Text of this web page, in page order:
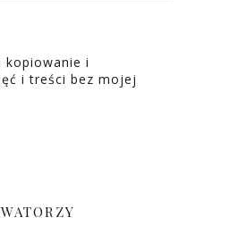
kopiowanie i
i treści bez mojej